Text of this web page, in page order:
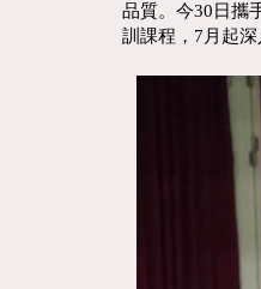
品質。今30日攜
訓課程，7月起